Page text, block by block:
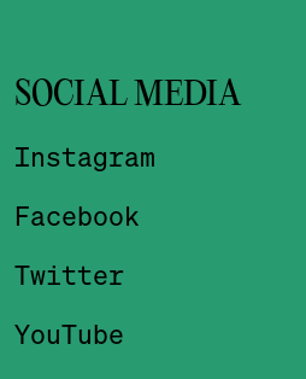
SOCIAL MEDIA
Instagram
Facebook
Twitter
YouTube